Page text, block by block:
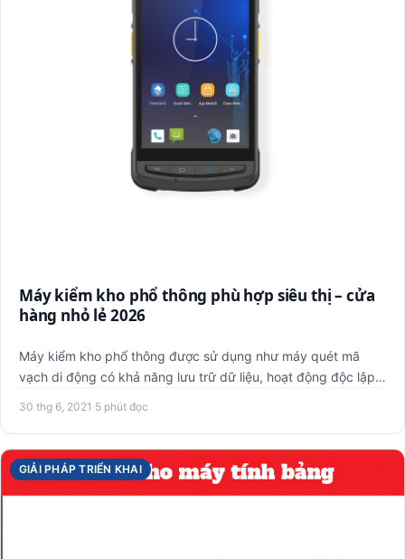
Máy kiểm kho phổ thông phù hợp siêu thị – cửa
hàng nhỏ lẻ 2026
Máy kiểm kho phổ thông được sử dụng như máy quét mã
vạch di động có khả năng lưu trữ dữ liệu, hoạt động độc lập.
30 thg 6, 2021 ·5 phút đọc
GIẢI PHÁP TRIỂN KHAI